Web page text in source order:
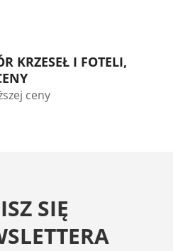
KRZESEŁ I FOTELI,
ceny
SIĘ